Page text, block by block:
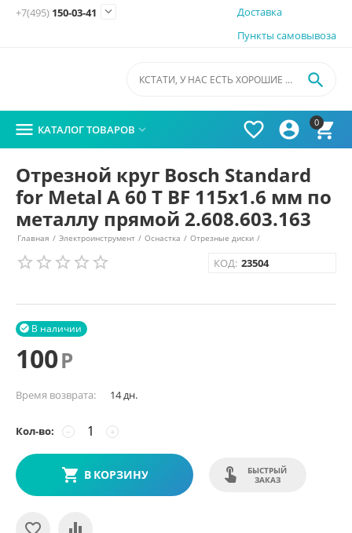
Доставка
Пункты самовывоза
+7(495) 150-03-41 
0




 КАТАЛОГ ТОВАРОВ 
Отрезной круг Bosch Standard
for Metal A 60 T BF 115х1.6 мм по
металлу прямой 2.608.603.163
Главная / Электроинструмент / Оснастка / Отрезные диски /
КОД: 23504
В наличии

100Р
Время возврата: 14 дн.
Кол-во: +
−
В КОРЗИНУ
БЫСТРЫЙ
ЗАКАЗ